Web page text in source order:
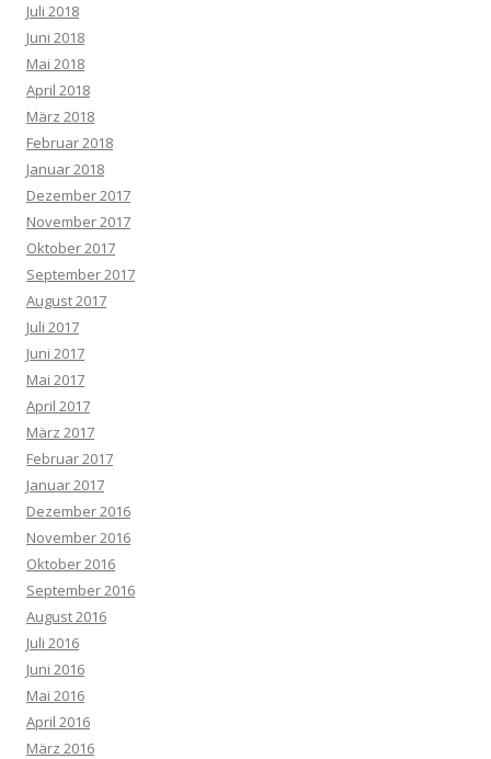
Juli 2018
Juni 2018
Mai 2018
April 2018
März 2018
Februar 2018
Januar 2018
Dezember 2017
November 2017
Oktober 2017
September 2017
August 2017
Juli 2017
Juni 2017
Mai 2017
April 2017
März 2017
Februar 2017
Januar 2017
Dezember 2016
November 2016
Oktober 2016
September 2016
August 2016
Juli 2016
Juni 2016
Mai 2016
April 2016
März 2016